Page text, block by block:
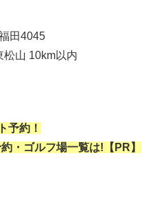
田4045
松山 10km以内
予約！
・ゴルフ場一覧は!【PR】